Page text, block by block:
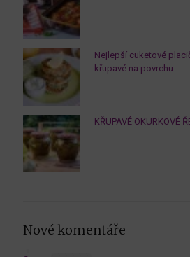
Nejlepší cuketové
křupavé na povrchu
KŘUPAVÉ OKURKOVÉ
Nové komentáře